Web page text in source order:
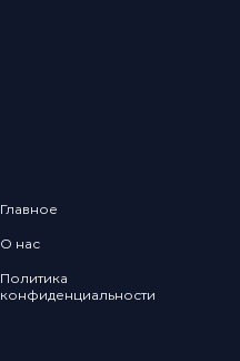
Главное
О нас
Политика
конфиденциальности